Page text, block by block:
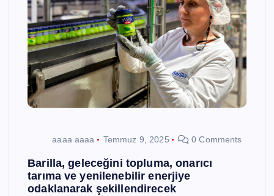
aaaa aaaa Temmuz 9, 2025 0 Comments
Barilla, geleceğini topluma, onarıcı
tarıma ve yenilenebilir enerjiye
odaklanarak şekillendirecek